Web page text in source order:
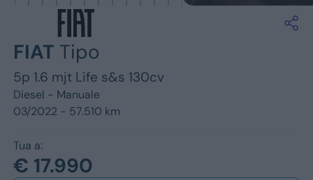
FIAT Tipo
5p 1.6 mjt Life s&s 130cv
Diesel - Manuale
03/2022 - 57.510 km
Tua a:
€ 17.990